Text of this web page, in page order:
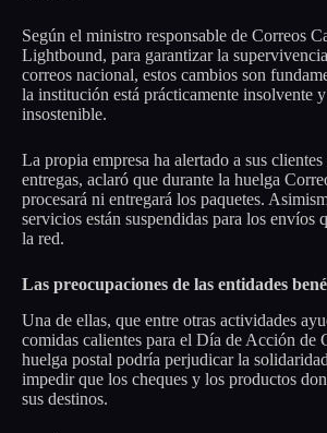
Según el ministro responsable de Correos
Lightbound, para garantizar la
correos nacional, estos cambios son
la institución está prácticamente insolvente
insostenible.
La propia empresa ha alertado a sus clientes
entregas, aclaró que durante la huelga
procesará ni entregará los paquetes.
servicios están suspendidas para los envíos
la red.
Las preocupaciones de las entidades
Una de ellas, que entre otras actividades
comidas calientes para el Día de Acción de
huelga postal podría perjudicar la
impedir que los cheques y los productos
sus destinos.